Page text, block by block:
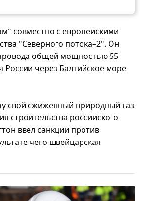
совместно с европейскими
"Северного потока–2". Он
общей мощностью 55
России через Балтийское море
свой сжиженный природный газ
строительства российского
ввел санкции против
чего швейцарская